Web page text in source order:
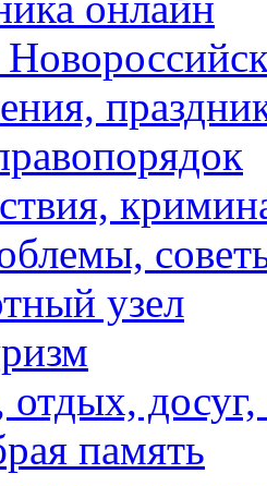
узел
отдых,
память